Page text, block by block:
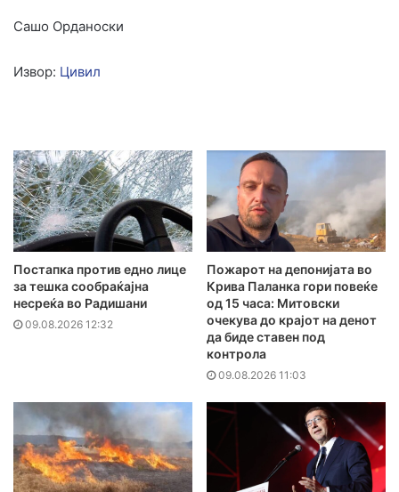
Сашо Орданоски
Извор: Цивил
Постапка против едно лице
за тешка сообраќајна
несреќа во Радишани
09.08.2026 12:32
Пожарот на депонијата во
Крива Паланка гори повеќе
од 15 часа: Митовски
очекува до крајот на денот
да биде ставен под
контрола
09.08.2026 11:03